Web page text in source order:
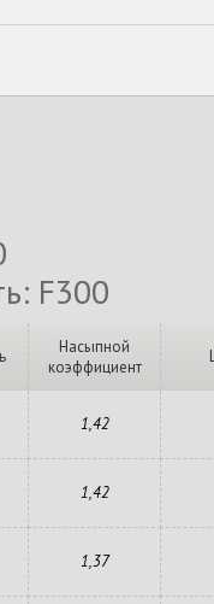
F300
Насыпной
коэффициент
1,42
1,42
1,37